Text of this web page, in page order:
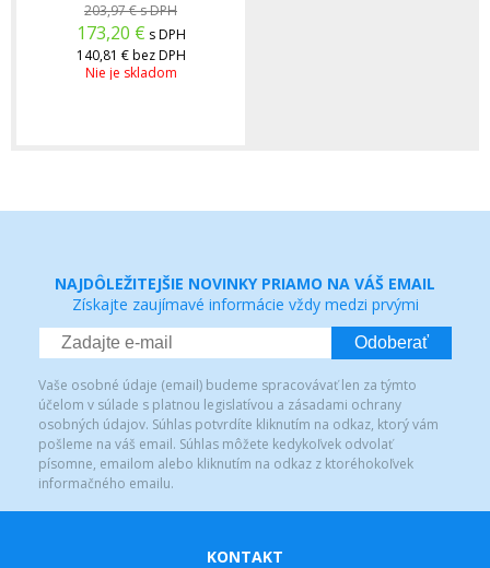
203,97 €s DPH
173,20 € s DPH
140,81 € bez DPH
Nie je skladom
NAJDÔLEŽITEJŠIE NOVINKY PRIAMO NA VÁŠ EMAIL
Získajte zaujímavé informácie vždy medzi prvými
Odoberať
Vaše osobné údaje (email) budeme spracovávať len za týmto
účelom v súlade s platnou legislatívou a zásadami ochrany
osobných údajov. Súhlas potvrdíte kliknutím na odkaz, ktorý vám
pošleme na váš email. Súhlas môžete kedykoľvek odvolať
písomne, emailom alebo kliknutím na odkaz z ktoréhokoľvek
informačného emailu.
KONTAKT